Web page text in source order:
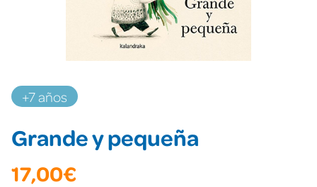
+7 años
Grande y pequeña
17,00€